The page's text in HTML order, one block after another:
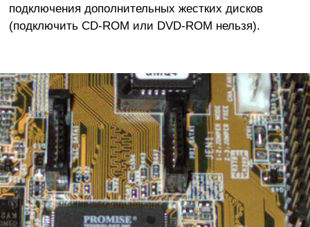
подключения дополнительных жестких дисков
(подключить CD-ROM или DVD-ROM нельзя).